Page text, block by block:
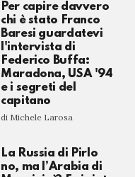
Per capire davvero
chi è stato Franco
Baresi guardatevi
l'intervista di
Federico Buffa:
Maradona, USA '94
e i segreti del
capitano
di Michele Larosa
La Russia di Pirlo
no, ma l’Arabia di